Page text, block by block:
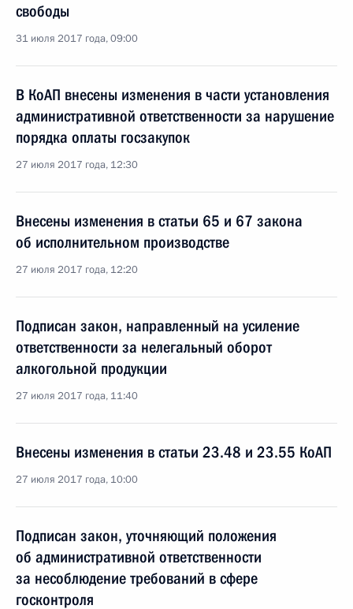
свободы
31 июля 2017 года, 09:00
В КоАП внесены изменения в части установления
административной ответственности за нарушение
порядка оплаты госзакупок
27 июля 2017 года, 12:30
Внесены изменения в статьи 65 и 67 закона
об исполнительном производстве
27 июля 2017 года, 12:20
Подписан закон, направленный на усиление
ответственности за нелегальный оборот
алкогольной продукции
27 июля 2017 года, 11:40
Внесены изменения в статьи 23.48 и 23.55 КоАП
27 июля 2017 года, 10:00
Подписан закон, уточняющий положения
об административной ответственности
за несоблюдение требований в сфере
госконтроля